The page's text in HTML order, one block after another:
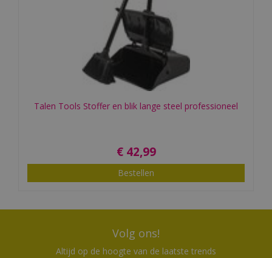
Talen Tools Stoffer en blik lange steel professioneel
€ 42,99
Bestellen
Volg ons!
Altijd op de hoogte van de laatste trends